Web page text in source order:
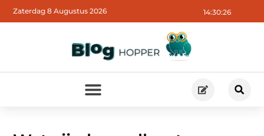
14:30:27
Zaterdag 8 Augustus 2026